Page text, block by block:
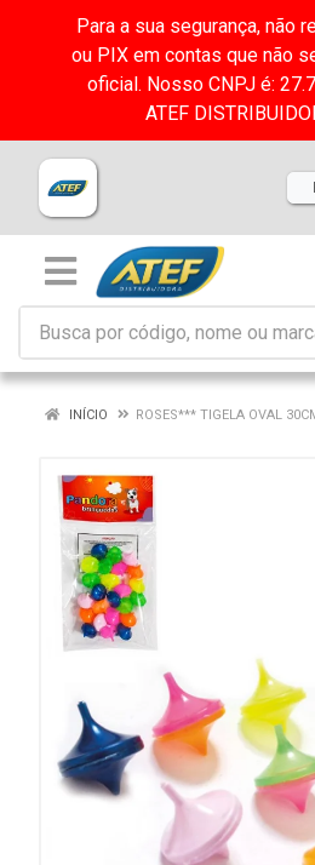
Para a sua segurança, não
ou PIX em contas que não
oficial. Nosso CNPJ é:
ATEF
INÍCIO ROSES*** TIGELA OVAL